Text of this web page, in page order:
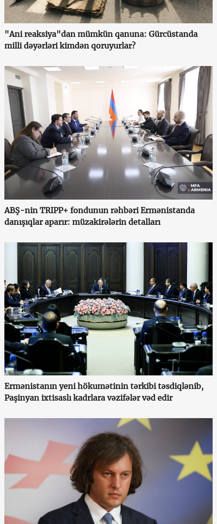
"Ani reaksiya"dan mümkün qanuna: Gürcüstanda
milli dəyərləri kimdən qoruyurlar?
ABŞ-nin TRIPP+ fondunun rəhbəri Ermənistanda
danışıqlar aparır: müzakirələrin detalları
Ermənistanın yeni hökumətinin tərkibi təsdiqlənib,
Paşinyan ixtisaslı kadrlara vəzifələr vəd edir